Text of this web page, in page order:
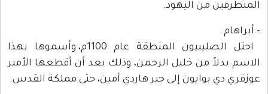
المتطرفين من اليهود.
- أبراهام:
احتل الصليبيون المنطقة عام 1100م، وأسموها بهذا
الاسم بدلاً من خليل الرحمن، وذلك بعد أن أقطعها الأمير
عوزفري دي بوايون إلى جير هاردي أمين، حتى مملكة القدس.